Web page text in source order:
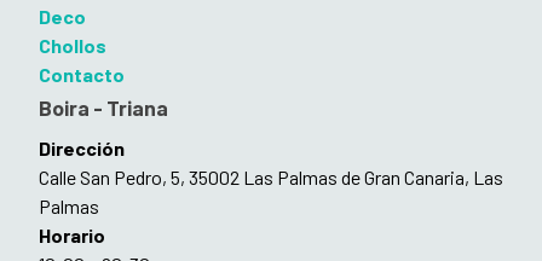
Deco
Chollos
Contacto
Boira - Triana
Dirección
Calle San Pedro, 5, 35002 Las Palmas de Gran Canaria, Las
Palmas
Horario